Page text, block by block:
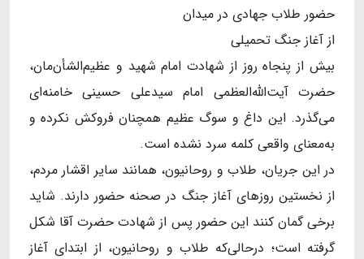
​​​​​​​حضور طلاب جهادی در میدان
از آغاز جنگ تحمیلی
بیش از پنجاه روز از شهادت امام شهید و عظیم‌الشأن‌مان،
حضرت آیت‌الله‌العظمی امام سیدعلی حسینی خامنه‌ای
می‌گذرد. این داغ و سوگ عظیم همچنان فروکش نکرده و
به‌معنای واقعی کلمه سرد نشده است.
در این جریان، طلاب و روحانیون، همانند سایر اقشار مردم،
از نخستین روزهای آغاز جنگ در صحنه حضور دارند. شاید
برخی گمان کنند این حضور پس از شهادت حضرت آقا شکل
گرفته است؛ درحالی‌که طلاب و روحانیون، از ابتدای آغاز